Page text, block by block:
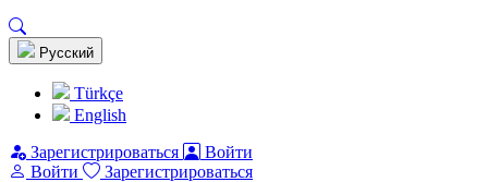
Pусский
Türkçe
English
Зарегистрироваться
Войти
Войти
Зарегистрироваться